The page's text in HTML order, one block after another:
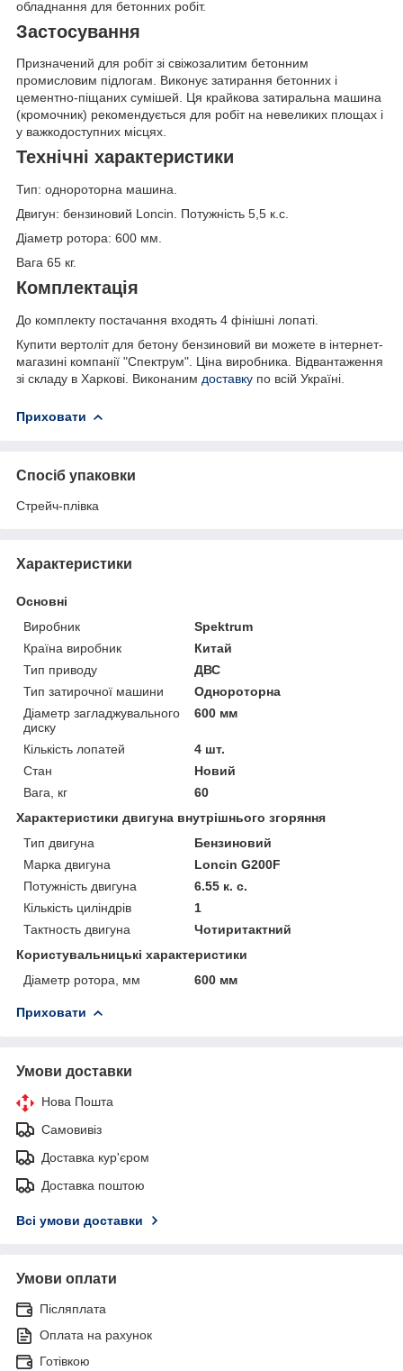
обладнання для бетонних робіт.
Застосування
Призначений для робіт зі свіжозалитим бетонним
промисловим підлогам. Виконує затирання бетонних і
цементно-піщаних сумішей. Ця крайкова затиральна машина
(кромочник) рекомендується для робіт на невеликих площах і
у важкодоступних місцях.
Технічні характеристики
Тип: однороторна машина.
Двигун: бензиновий Loncin. Потужність 5,5 к.с.
Діаметр ротора: 600 мм.
Вага 65 кг.
Комплектація
До комплекту постачання входять 4 фінішні лопаті.
Купити вертоліт для бетону бензиновий ви можете в інтернет-
магазині компанії "Спектрум". Ціна виробника. Відвантаження
зі складу в Харкові. Виконаним доставку по всій Україні.
Приховати
Спосіб упаковки
Стрейч-плівка
Характеристики
Основні
Виробник
Spektrum
Країна виробник
Китай
Тип приводу
ДВС
Тип затирочної машини
Однороторна
Діаметр загладжувального
диску
600 мм
Кількість лопатей
4 шт.
Стан
Новий
Вага, кг
60
Характеристики двигуна внутрішнього згоряння
Тип двигуна
Бензиновий
Марка двигуна
Loncin G200F
Потужність двигуна
6.55 к. с.
Кількість циліндрів
1
Тактность двигуна
Чотиритактний
Користувальницькі характеристики
Діаметр ротора, мм
600 мм
Приховати
Умови доставки
Нова Пошта
Самовивіз
Доставка кур'єром
Доставка поштою
Всі умови доставки
Умови оплати
Післяплата
Оплата на рахунок
Готівкою